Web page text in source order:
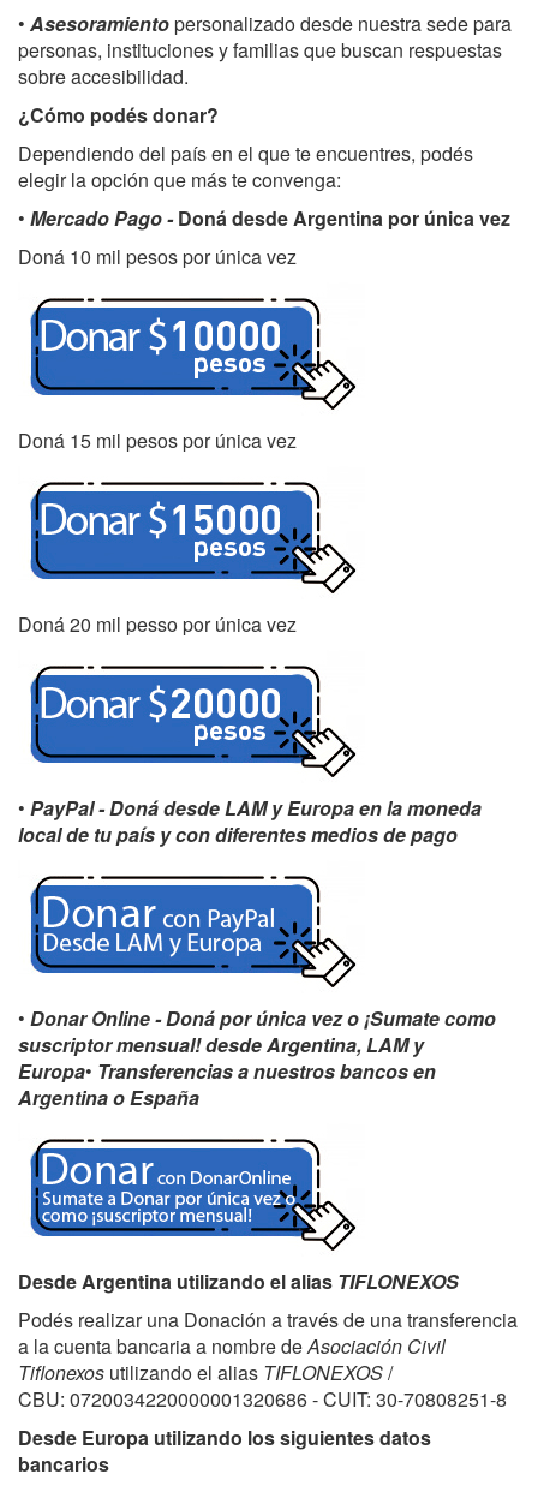
• Asesoramientopersonalizado desde nuestra sede para
personas, instituciones y familias que buscan respuestas
sobre accesibilidad.
¿Cómo podés donar?
Dependiendo del país en el que te encuentres, podés
elegir la opción que más te convenga:
• Mercado Pago -Doná desde Argentina por única vez
Doná 10 mil pesos por única vez
Doná 15 mil pesos por única vez
Doná 20 mil pesso por única vez
• PayPal- Doná desde LAM y Europa en la moneda
local de tu país y con diferentes medios de pago
• Donar Online - Doná por única vez o ¡Sumate como
suscriptor mensual! desde Argentina, LAM y
Europa• Transferencias a nuestros bancos en
Argentina o España
Desde Argentina utilizando el alias TIFLONEXOS
Podés realizar una Donación a través de una transferencia
a la cuenta bancaria a nombre deAsociación Civil
Tiflonexos utilizando el alias TIFLONEXOS/
CBU: 0720034220000001320686 - CUIT: 30-70808251-8
Desde Europa utilizando los siguientes datos
bancarios